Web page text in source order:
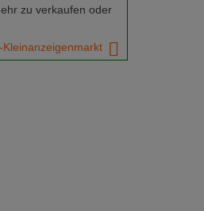
zu verkaufen oder
Kleinanzeigenmarkt